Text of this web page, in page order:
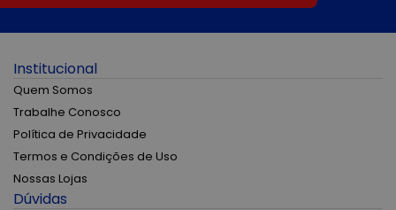
Institucional
Quem Somos
Trabalhe Conosco
Política de Privacidade
Termos e Condições de Uso
Nossas Lojas
Dúvidas